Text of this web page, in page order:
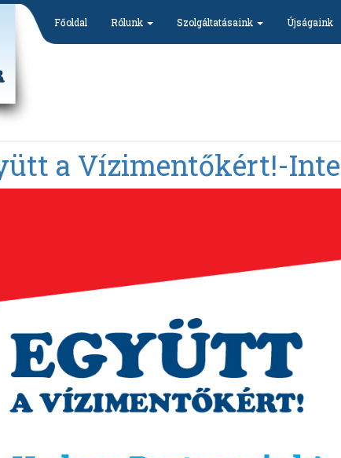
Főoldal Rólunk Szolgáltatásaink Újságaink
a Vízimentőkért!-